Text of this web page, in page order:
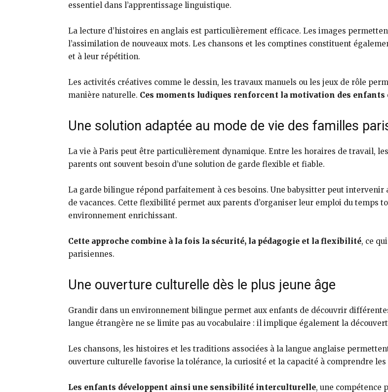
essentiel dans l’apprentissage linguistique.
La lecture d’histoires en anglais est particulièrement efficace. Les images
l’assimilation de nouveaux mots. Les chansons et les comptines constituent
et à leur répétition.
Les activités créatives comme le dessin, les travaux manuels ou les jeux de rôle
manière naturelle. Ces moments ludiques renforcent la motivation des
Une solution adaptée au mode de vie des familles
La vie à Paris peut être particulièrement dynamique. Entre les horaires de travail,
parents ont souvent besoin d’une solution de garde flexible et fiable.
La garde bilingue répond parfaitement à ces besoins. Une babysitter peut intervenir
de vacances. Cette flexibilité permet aux parents d’organiser leur emploi du temps
environnement enrichissant.
Cette approche combine à la fois la sécurité, la pédagogie et la flexibilité, ce
parisiennes.
Une ouverture culturelle dès le plus jeune âge
Grandir dans un environnement bilingue permet aux enfants de découvrir
langue étrangère ne se limite pas au vocabulaire : il implique également la
Les chansons, les histoires et les traditions associées à la langue anglaise
ouverture culturelle favorise la tolérance, la curiosité et la capacité à comprendre
Les enfants développent ainsi une sensibilité interculturelle, une compétence